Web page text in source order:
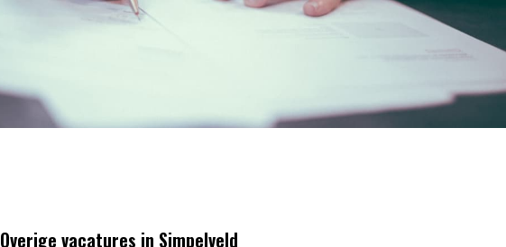
Overige vacatures in Simpelveld